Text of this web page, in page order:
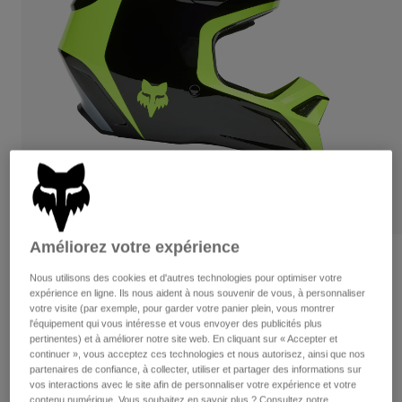
Pantalons
Shorts
Vestes
Gants
Protections
Masques
Chaussettes
Accessoires
Pièces de rechange
Pantalons
Gants
Vestes
Protections
Masques
Chaussettes
Sacs et accessoires
Pièces de rechange
Chemises
Voir tout
T-shirts et tops
Sweats et Pulls
Vestes
Pantalons
Chemises
Voir tout
Enfants
Protections
Masques
Chaussettes
Moto
Casques
Maillots
Pantalons
Bottes
Protections
Gants
Masques
Casque V1 Flow
Article n°33701
Price reduced from
229,99 €to149,49 € 35% OFF
Améliorez votre expérience
Nous utilisons des cookies et d'autres technologies pour optimiser votre
expérience en ligne. Ils nous aident à nous souvenir de vous, à personnaliser
votre visite (par exemple, pour garder votre panier plein, vous montrer
l'équipement qui vous intéresse et vous envoyer des publicités plus
pertinentes) et à améliorer notre site web. En cliquant sur « Accepter et
continuer », vous acceptez ces technologies et nous autorisez, ainsi que nos
partenaires de confiance, à collecter, utiliser et partager des informations sur
vos interactions avec le site afin de personnaliser votre expérience et votre
contenu numérique. Vous souhaitez en savoir plus ? Consultez notre